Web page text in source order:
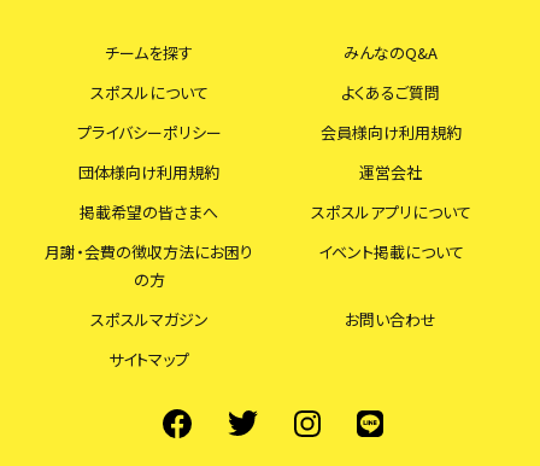
チームを探す
みんなのQ&A
スポスルについて
よくあるご質問
プライバシーポリシー
会員様向け利用規約
団体様向け利用規約
運営会社
掲載希望の皆さまへ
スポスルアプリについて
月謝・会費の徴収方法にお困り
の方
イベント掲載について
スポスルマガジン
お問い合わせ
サイトマップ